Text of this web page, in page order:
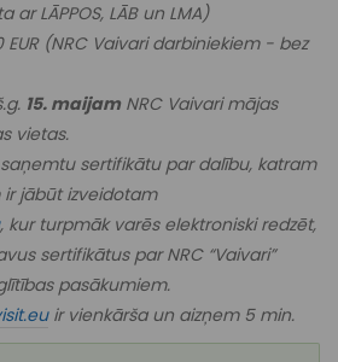
LĀPPOS, LĀB un LMA)
EUR (NRC Vaivari darbiniekiem - bez
15. maijam NRC Vaivari mājas
vietas.
sertifikātu par dalību, katram
jābūt izveidotam
, kur turpmāk varēs elektroniski redzēt,
sertifikātus par NRC “Vaivari”
pasākumiem.
ir vienkārša un aizņem 5 min.